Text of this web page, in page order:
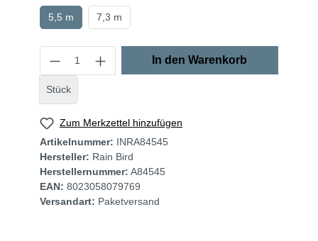
5,5 m 7,3 m
Stück
In den Warenkorb
Zum Merkzettel hinzufügen
Artikelnummer: INRA84545
Hersteller: Rain Bird
Herstellernummer: A84545
EAN: 8023058079769
Versandart: Paketversand